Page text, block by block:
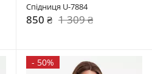
Спідниця U-7884
850 ₴ 1 309 ₴
- 50%